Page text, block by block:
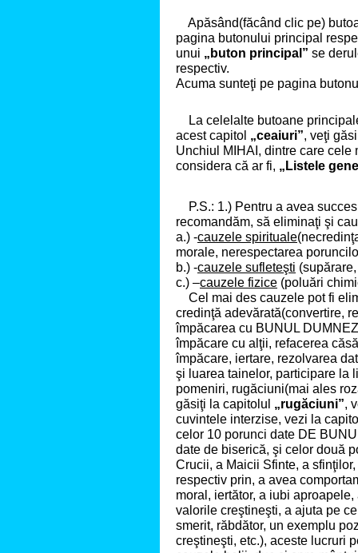
Apăsând(făcând clic pe)
pagina butonului principal
unui „buton principal” se
respectiv.
Acuma sunteţi pe pagina
La celelalte butoane
acest capitol „ceaiuri”, veţi
Unchiul MIHAI, dintre care cele
considera că ar fi, „Listele
P.S.: 1.) Pentru a avea
recomandăm, să eliminaţi şi
a.) -cauzele spirituale
morale, nerespectarea
b.) -cauzele sufleteşti
c.) –cauzele fizice (poluări
Cel mai des cauzele pot fi
credinţă adevărată(convertire,
împăcarea cu BUNUL
împăcare cu alţii, refacerea
împăcare, iertare, rezolvarea
şi luarea tainelor, participare la
pomeniri, rugăciuni(mai ales
găsiţi la capitolul „rugăciuni”,
cuvintele interzise, vezi la
celor 10 porunci date DE
date de biserică, şi celor două
Crucii, a Maicii Sfinte, a
respectiv prin, a avea
moral, iertător, a iubi
valorile creştineşti, a ajuta pe
smerit, răbdător, un exemplu
creştineşti, etc.), aceste lucruri